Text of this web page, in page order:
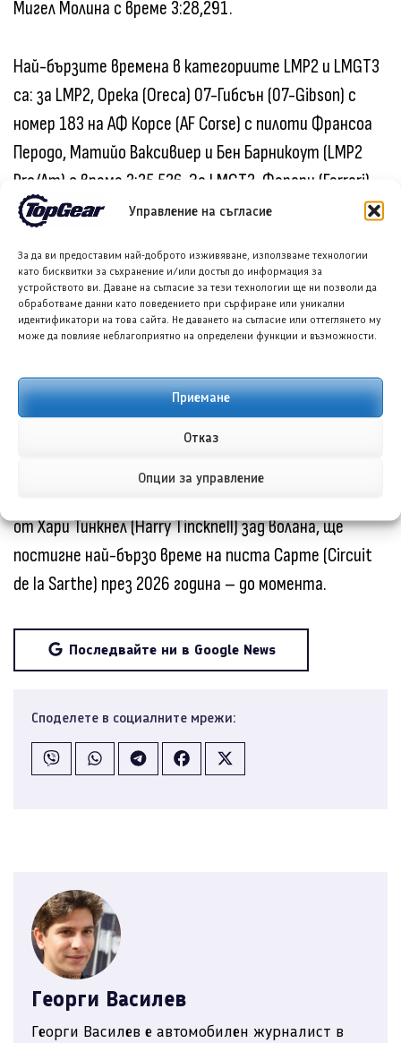
Управление на съгласие
За да ви предоставим най-доброто изживяване, използваме технологии
като бисквитки за съхранение и/или достъп до информация за
устройството ви. Даване на съгласие за тези технологии ще ни позволи да
обработваме данни като поведението при сърфиране или уникални
идентификатори на това сайта. Не даването на съгласие или оттеглянето му
може да повлияе неблагоприятно на определени функции и възможности.
Приемане
Отказ
Опции за управление
Мигел Молина с време 3:28,291.
Най-бързите времена в категориите LMP2 и LMGT3
са: за LMP2, Орека (Oreca) 07-Гибсън (07-Gibson) с
номер 183 на АФ Корсе (AF Corse) с пилоти Франсоа
Перодо, Матийо Ваксивиер и Бен Барникоут (LMP2
Pro/Am) с време 3:35,526. За LMGT3, Ферари (Ferrari)
296 LMGT3 Evo с номер 21 на Виста АФ Корсе (Vista
Алесио Ровера с време 3:57,366.
Тестовият ден продължава с втората свободна
време по-късно днес.
Астън Мартин (Aston Martin) ще се завърне на върха
в класациите по време на Льо Ман. Автомобилът,
от Хари Тинкнел (Harry Tincknell) зад волана, ще
постигне най-бързо време на писта Сарте (Circuit
de la Sarthe) през 2026 година – до момента.
Последвайте ни в Google News
Споделете в социалните мрежи:
Георги Василев
Георги Василев е автомобилен журналист в